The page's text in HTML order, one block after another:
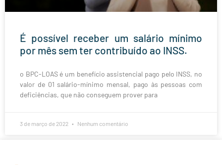
É possível receber um salário mínimo
por mês sem ter contribuído ao INSS.
o BPC-LOAS é um benefício assistencial pago pelo INSS, no
valor de 01 salário-mínimo mensal, pago às pessoas com
deficiências, que não conseguem prover para
3 de março de 2022 Nenhum comentário